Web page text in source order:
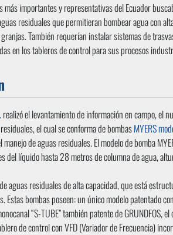
importantes y representativas del Ecuador
residuales que permitieran bombear agua con
También requerían instalar sistemas de
en los tableros de control para sus procesos
realizó el levantamiento de información en campo, el
el cual se conforma de bombasMYERS
de aguas residuales. El modelo de bomba
del líquido hasta 28 metros de columna de agua,
aguas residuales de alta capacidad, que está
Estas bombas poseen: un único modelo patentado
“S-TUBE” también patente de
de control con VFD (Variador de Frecuencia)